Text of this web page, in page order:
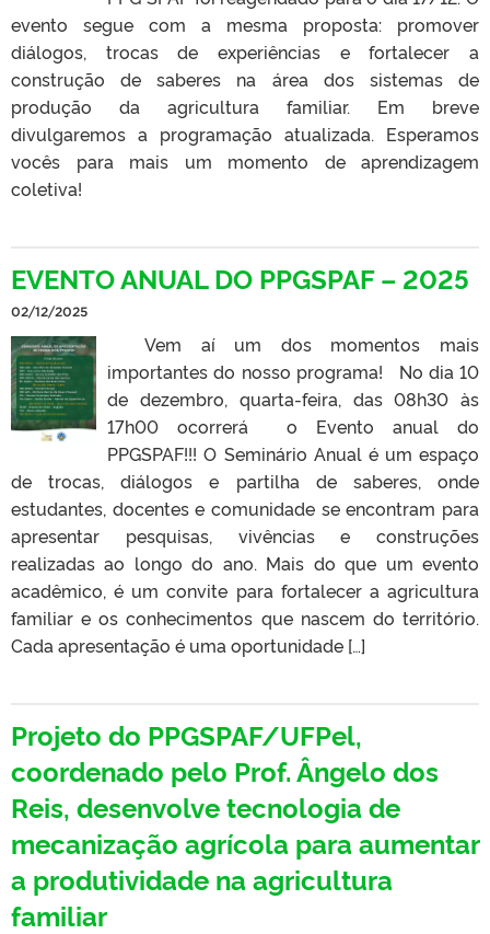
evento segue com a mesma proposta: promover
diálogos, trocas de experiências e fortalecer a
construção de saberes na área dos sistemas de
produção da agricultura familiar. Em breve
divulgaremos a programação atualizada. Esperamos
vocês para mais um momento de aprendizagem
coletiva!
EVENTO ANUAL DO PPGSPAF – 2025
02/12/2025
Vem aí um dos momentos mais
importantes do nosso programa! No dia 10
de dezembro, quarta-feira, das 08h30 às
17h00 ocorrerá o Evento anual do
PPGSPAF!!! O Seminário Anual é um espaço
de trocas, diálogos e partilha de saberes, onde
estudantes, docentes e comunidade se encontram para
apresentar pesquisas, vivências e construções
realizadas ao longo do ano. Mais do que um evento
acadêmico, é um convite para fortalecer a agricultura
familiar e os conhecimentos que nascem do território.
Cada apresentação é uma oportunidade […]
Projeto do PPGSPAF/UFPel,
coordenado pelo Prof. Ângelo dos
Reis, desenvolve tecnologia de
mecanização agrícola para aumentar
a produtividade na agricultura
familiar